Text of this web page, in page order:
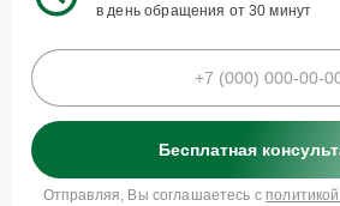
в день обращения от 30 минут
Бесплатная
Отправляя, Вы соглашаетесь с